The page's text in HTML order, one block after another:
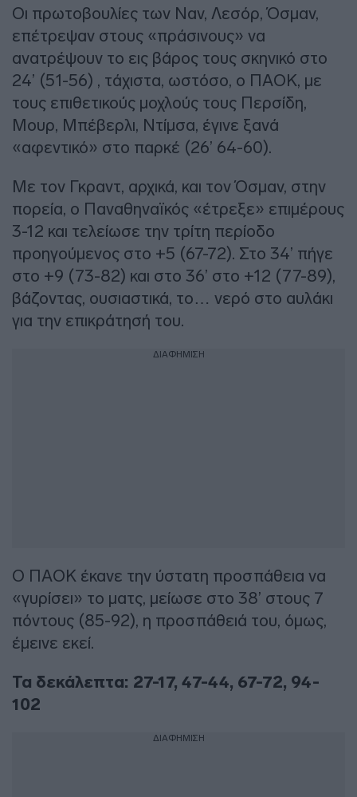
Οι πρωτοβουλίες των Ναν, Λεσόρ, Όσμαν,
επέτρεψαν στους «πράσινους» να
ανατρέψουν το εις βάρος τους σκηνικό στο
24’ (51-56) , τάχιστα, ωστόσο, ο ΠΑΟΚ, με
τους επιθετικούς μοχλούς τους Περσίδη,
Μουρ, Μπέβερλι, Ντίμσα, έγινε ξανά
«αφεντικό» στο παρκέ (26’ 64-60).
Με τον Γκραντ, αρχικά, και τον Όσμαν, στην
πορεία, ο Παναθηναϊκός «έτρεξε» επιμέρους
3-12 και τελείωσε την τρίτη περίοδο
προηγούμενος στο +5 (67-72). Στο 34’ πήγε
στο +9 (73-82) και στο 36’ στο +12 (77-89),
βάζοντας, ουσιαστικά, το… νερό στο αυλάκι
για την επικράτησή του.
ΔΙΑΦΗΜΙΣΗ
Ο ΠΑΟΚ έκανε την ύστατη προσπάθεια να
«γυρίσει» το ματς, μείωσε στο 38’ στους 7
πόντους (85-92), η προσπάθειά του, όμως,
έμεινε εκεί.
Τα δεκάλεπτα: 27-17, 47-44, 67-72, 94-
102
ΔΙΑΦΗΜΙΣΗ